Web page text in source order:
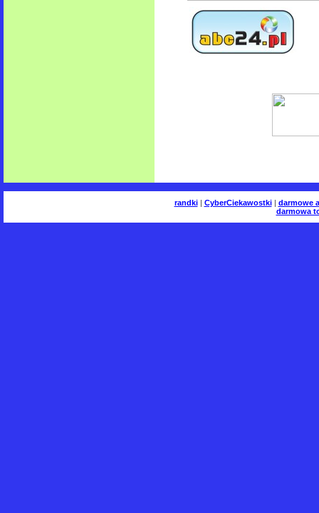
randki| CyberCiekawostki| darmowe
darmowa